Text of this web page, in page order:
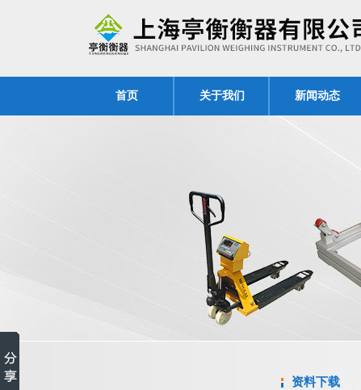
首页 关于我们 新闻动态
资料下载